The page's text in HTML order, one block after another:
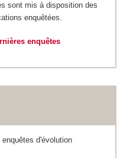
sont mis à disposition des
enquêtées.
enquêtes
d'évolution